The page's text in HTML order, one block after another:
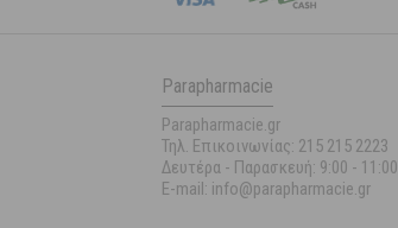
Parapharmacie
Parapharmacie.gr
Τηλ. Επικοινωνίας: 215 215 2223
Δευτέρα - Παρασκευή: 9:00 - 11:00
E-mail: info@parapharmacie.gr